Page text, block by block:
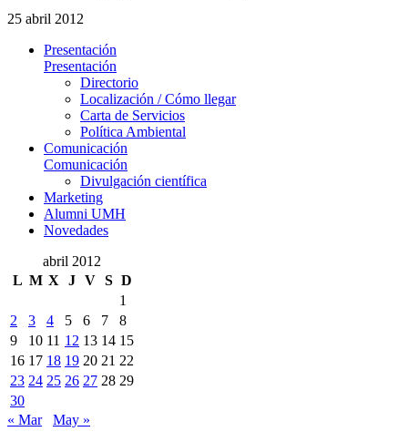
25 abril 2012
Presentación
Presentación
Directorio
Localización / Cómo llegar
Carta de Servicios
Política Ambiental
Comunicación
Comunicación
Divulgación científica
Marketing
Alumni UMH
Novedades
abril 2012
L M X J V S D
1
2
3 4 5 6 7
8
9
10 11 12 13 14 15
16 17 18 19 20 21 22
23 24 25 26 27 28 29
30
« Mar
May »